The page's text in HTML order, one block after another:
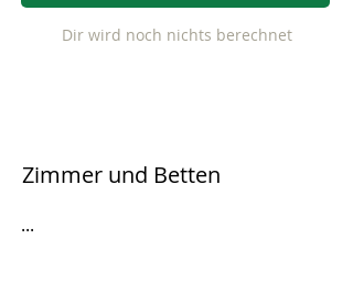
Dir wird noch nichts berechnet
Zimmer und Betten
...